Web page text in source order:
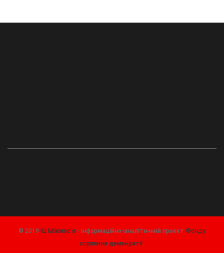
© 2019 ІЦ Міжмор'я - інформаційно-аналітичний проект Фонду
сприяння демократії.